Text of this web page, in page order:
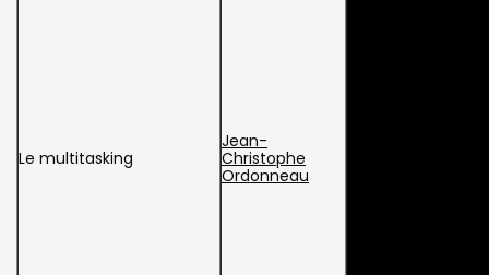
Le multitasking
Jean-
Christophe
Ordonneau